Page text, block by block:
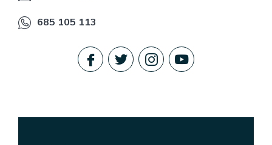
685 105 113